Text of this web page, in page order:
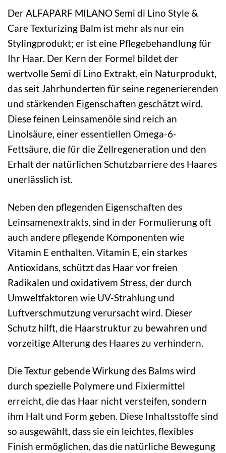
Der ALFAPARF MILANO Semi di Lino Style &
Care Texturizing Balm ist mehr als nur ein
Stylingprodukt; er ist eine Pflegebehandlung für
Ihr Haar. Der Kern der Formel bildet der
wertvolle Semi di Lino Extrakt, ein Naturprodukt,
das seit Jahrhunderten für seine regenerierenden
und stärkenden Eigenschaften geschätzt wird.
Diese feinen Leinsamenöle sind reich an
Linolsäure, einer essentiellen Omega-6-
Fettsäure, die für die Zellregeneration und den
Erhalt der natürlichen Schutzbarriere des Haares
unerlässlich ist.
Neben den pflegenden Eigenschaften des
Leinsamenextrakts, sind in der Formulierung oft
auch andere pflegende Komponenten wie
Vitamin E enthalten. Vitamin E, ein starkes
Antioxidans, schützt das Haar vor freien
Radikalen und oxidativem Stress, der durch
Umweltfaktoren wie UV-Strahlung und
Luftverschmutzung verursacht wird. Dieser
Schutz hilft, die Haarstruktur zu bewahren und
vorzeitige Alterung des Haares zu verhindern.
Die Textur gebende Wirkung des Balms wird
durch spezielle Polymere und Fixiermittel
erreicht, die das Haar nicht versteifen, sondern
ihm Halt und Form geben. Diese Inhaltsstoffe sind
so ausgewählt, dass sie ein leichtes, flexibles
Finish ermöglichen, das die natürliche Bewegung